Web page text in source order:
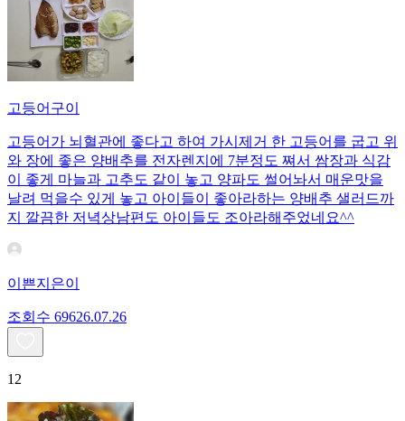
고등어구이
고등어가 뇌혈관에 좋다고 하여 가시제거 한 고등어를 굽고 위
와 장에 좋은 양배추를 전자렌지에 7분정도 쪄서 쌈장과 식감
이 좋게 마늘과 고추도 같이 놓고 양파도 썰어놔서 매운맛을
날려 먹을수 있게 놓고 아이들이 좋아라하는 양배추 샐러드까
지 깔끔한 저녁상남편도 아이들도 조아라해주었네요^^
이쁜지은이
조회수 69626.07.26
12